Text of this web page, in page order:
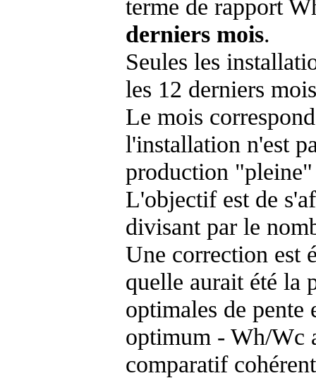
terme de rapport
derniers mois.
Seules les
les 12 derniers
Le mois
l'installation n'est
production "pleine"
L'objectif est de
divisant par le
Une correction est
quelle aurait été la
optimales de
optimum - Wh/Wc
comparatif